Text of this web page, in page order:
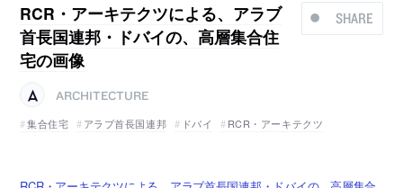
SHARE
RCR・アーキテクツによる、アラブ
首長国連邦・ドバイの、高層集合住
宅の画像
ARCHITECTURE
集合住宅
アラブ首長国連邦 ドバイ RCR・アーキテクツ